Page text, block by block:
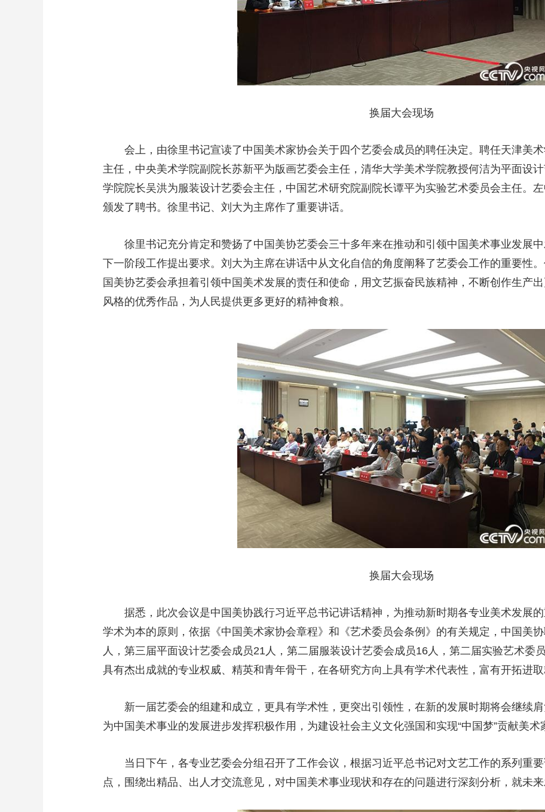
换届大会现场
会上，由徐里书记宣读了中国美术家协会关于四个艺委会成员的聘任决定。聘任天津美
主任，中央美术学院副院长苏新平为版画艺委会主任，清华大学美术学院教授何洁为平面设
学院院长吴洪为服装设计艺委会主任，中国艺术研究院副院长谭平为实验艺术委员会主任。
颁发了聘书。徐里书记、刘大为主席作了重要讲话。
徐里书记充分肯定和赞扬了中国美协艺委会三十多年来在推动和引领中国美术事业发展
下一阶段工作提出要求。刘大为主席在讲话中从文化自信的角度阐释了艺委会工作的重要性
国美协艺委会承担着引领中国美术发展的责任和使命，用文艺振奋民族精神，不断创作生产
风格的优秀作品，为人民提供更多更好的精神食粮。
换届大会现场
据悉，此次会议是中国美协践行习近平总书记讲话精神，为推动新时期各专业美术发展的
学术为本的原则，依据《中国美术家协会章程》和《艺术委员会条例》的有关规定，中国美
人，第三届平面设计艺委会成员21人，第二届服装设计艺委会成员16人，第二届实验艺术委
具有杰出成就的专业权威、精英和青年骨干，在各研究方向上具有学术代表性，富有开拓进取
新一届艺委会的组建和成立，更具有学术性，更突出引领性，在新的发展时期将会继续
为中国美术事业的发展进步发挥积极作用，为建设社会主义文化强国和实现“中国梦”贡献美术
当日下午，各专业艺委会分组召开了工作会议，根据习近平总书记对文艺工作的系列重
点，围绕出精品、出人才交流意见，对中国美术事业现状和存在的问题进行深刻分析，就未来